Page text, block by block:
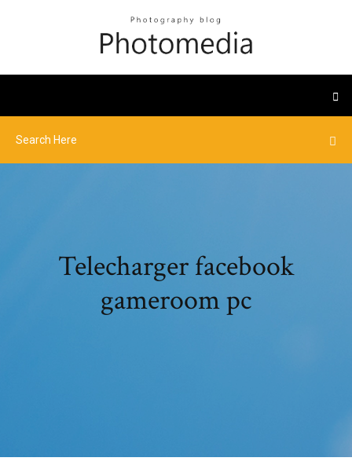
Telecharger facebook
gameroom pc